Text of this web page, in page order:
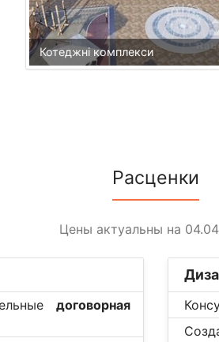
Котеджні комплекси
Расценки
Цены актуальны на
договорная